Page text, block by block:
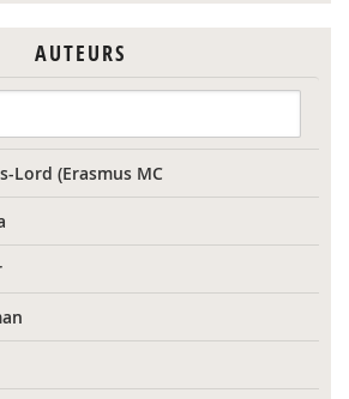
AUTEURS
Lord (Erasmus MC